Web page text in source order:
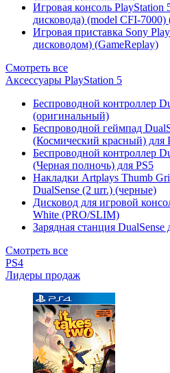
Игровая консоль PlayStation
дисковода) (model CFI-
Игровая приставка Sony
дисководом) (GameReplay)
Смотреть все
Аксессуары PlayStation 5
Беспроводной контроллер
(оригинальный)
Беспроводной геймпад
(Космический красный) для
Беспроводной контроллер
(Черная полночь) для PS5
Накладки Artplays Thumb
DualSense (2 шт.) (черные)
Дисковод для игровой
White (PRO/SLIM)
Зарядная станция DualSense
Смотреть все
PS4
Лидеры продаж